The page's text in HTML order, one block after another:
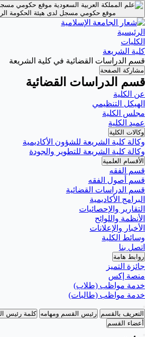
موقع حكومي مسجل
موقع حكومي مسجل لدى هيئة الحكومة
الرئيسية
الكليات
كلية الشريعة
قسم الدراسات القضائية في كلية الشريعة
مشاركة الصفحة
قسم الدراسات القضائية
عن الكلية
الهيكل التنظيمي
مجلس الكلية
عميد الكلية
وكالات الكلية
وكالة كلية الشريعة للشؤون الأكاديمية
وكالة كلية الشريعة للتطوير والجودة
الأقسام العلمية
قسم الفقه
قسم أصول الفقه
قسم الدراسات القضائية
البرامج الأكاديمية
التقارير والإحصائيات
الأنظمة واللوائح
الأخبار والإعلانات
وسائط الكلية
اتصل بنا
روابط هامة
جائزة التميز
منصة إكس
خدمة مواظب (طلاب)
خدمة مواظب (طالبات)
التعريف بالقسم رئيس القسم ومهامه كلمة رئيس
أعضاء القسم